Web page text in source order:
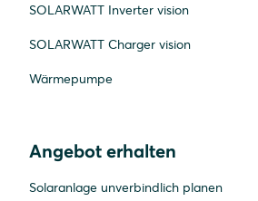
SOLARWATT Inverter vision
SOLARWATT Charger vision
Wärmepumpe
Angebot erhalten
Solaranlage unverbindlich planen